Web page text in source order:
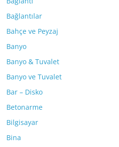
Bağlantılar
Bahçe ve Peyzaj
Banyo
Banyo & Tuvalet
Banyo ve Tuvalet
Bar – Disko
Betonarme
Bilgisayar
Bina